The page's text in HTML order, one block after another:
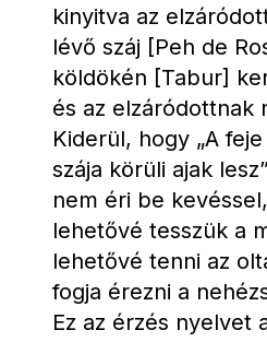
kinyitva az
lévő száj [Peh de
köldökén [Tabur]
és az elzáródottnak
Kiderül, hogy „A
szája körüli ajak
nem éri be
lehetővé tesszük a
lehetővé tenni az
fogja érezni a
Ez az érzés nyelvet